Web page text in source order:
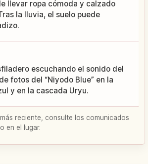
llevar ropa cómoda y calzado
la lluvia, el suelo puede
escuchando el sonido del
fotos del “Niyodo Blue” en la
y en la cascada Uryu.
reciente, consulte los comunicados
en el lugar.